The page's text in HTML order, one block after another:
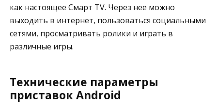
как настоящее Смарт TV. Через нее можно
выходить в интернет, пользоваться социальными
сетями, просматривать ролики и играть в
различные игры.
Технические параметры
приставок Android